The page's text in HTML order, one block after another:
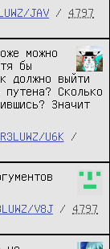
JAV / 4797
можно
бы
должно выйти
Сколько
Значит
U6K /
V8J / 4797